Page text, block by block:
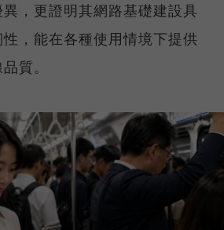
，更證明其網路基礎建設具
，能在各種使用情境下提供
質。